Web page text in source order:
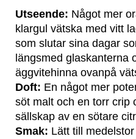
Utseende: Något mer
klargul vätska med vitt
som slutar sina dagar
längsmed glaskanterna
äggvitehinna ovanpå
Doft: En något mer
söt malt och en torr crip
sällskap av en sötare
Smak: Lätt till